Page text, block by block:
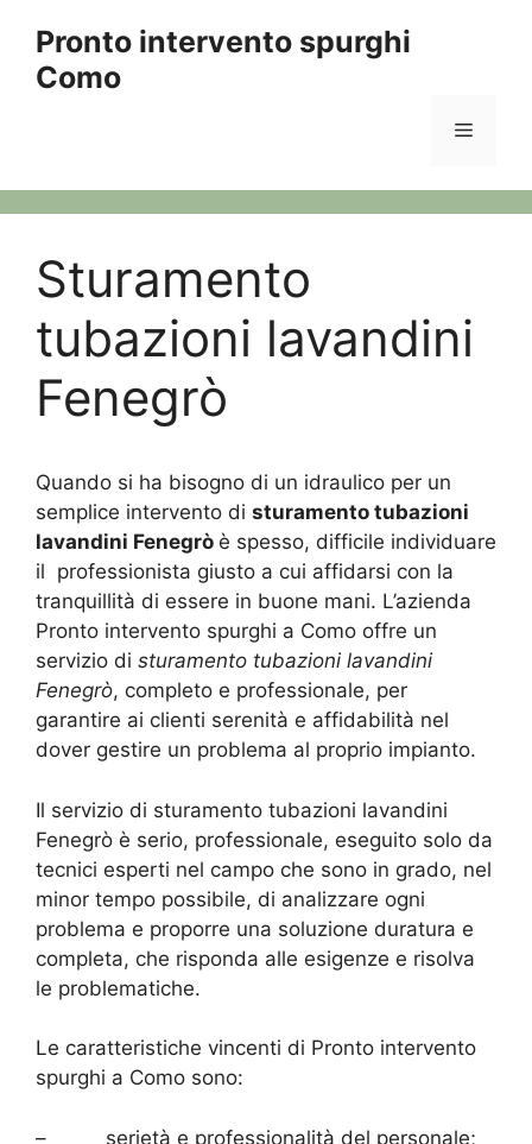
contenuto
Pronto intervento spurghi
Como
Menu
Sturamento
tubazioni lavandini
Fenegrò
Quando si ha bisogno di un idraulico per un
semplice intervento di sturamento tubazioni
lavandini Fenegrò è spesso, difficile individuare
il professionista giusto a cui affidarsi con la
tranquillità di essere in buone mani. L’azienda
Pronto intervento spurghi a Como offre un
servizio di sturamento tubazioni lavandini
Fenegrò, completo e professionale, per
garantire ai clienti serenità e affidabilità nel
dover gestire un problema al proprio impianto.
Il servizio di sturamento tubazioni lavandini
Fenegrò è serio, professionale, eseguito solo da
tecnici esperti nel campo che sono in grado, nel
minor tempo possibile, di analizzare ogni
problema e proporre una soluzione duratura e
completa, che risponda alle esigenze e risolva
le problematiche.
Le caratteristiche vincenti di Pronto intervento
spurghi a Como sono:
– serietà e professionalità del personale;